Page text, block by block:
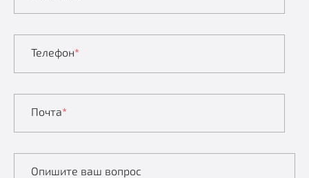
Телефон*
Почта*
Опишите ваш вопрос